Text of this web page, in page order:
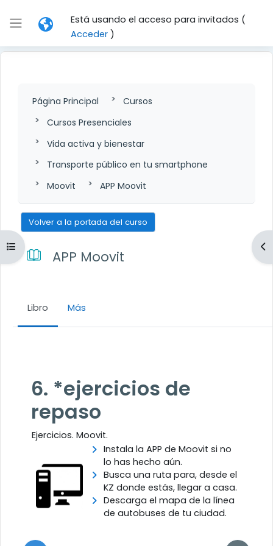
Panel lateral
Está usando el acceso para invitados (
Acceder)
Abrir índice del curso
Página Principal
Cursos
Cursos Presenciales
Vida activa y bienestar
Transporte público en tu smartphone
Moovit
APP Moovit
Volver a la portada del curso
APP Moovit
Libro Más
6. *ejercicios de
repaso
Ejercicios. Moovit.
Instala la APP de Moovit si no
lo has hecho aún.
Busca una ruta para, desde el
KZ donde estás, llegar a casa.
Descarga el mapa de la línea
de autobuses de tu ciudad.